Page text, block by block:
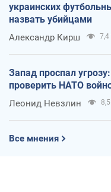
украинских
назвать убийцами
Александр Кирш 7,4
Запад проспал
проверить НАТО
Леонид Невзлин
Все мнения